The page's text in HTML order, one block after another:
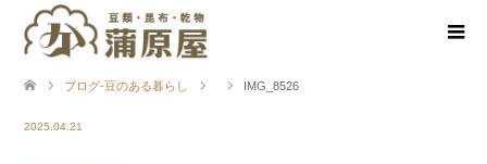
ブログ-豆のある暮らし IMG_8526
2025.04.21